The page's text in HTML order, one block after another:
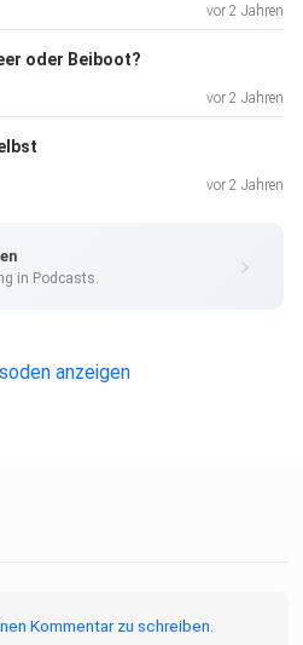
findet?
vor 2 Jahren
oder Beiboot?
vor 2 Jahren
vor 2 Jahren
in Podcasts.
anzeigen
Kommentar zu schreiben.